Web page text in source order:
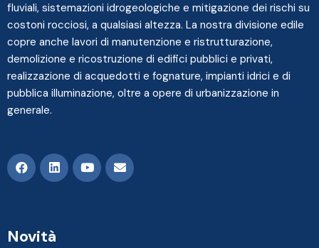
fluviali, sistemazioni idrogeologiche e mitigazione dei rischi su
costoni rocciosi, a qualsiasi altezza. La nostra divisione edile
copre anche lavori di manutenzione e ristrutturazione,
demolizione e ricostruzione di edifici pubblici e privati,
realizzazione di acquedotti e fognature, impianti idrici e di
pubblica illuminazione, oltre a opere di urbanizzazione in
generale.
Novità